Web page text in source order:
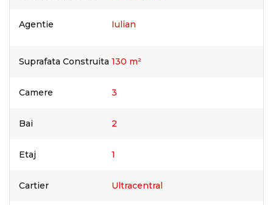
Agentie Iulian
Suprafata Construita 130 m²
Camere 3
Bai 2
Etaj 1
Cartier Ultracentral